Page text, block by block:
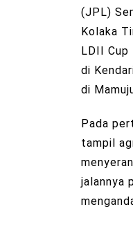
(JPL)
Kolaka
LDII
di
di
Pada
tampil
jalannya